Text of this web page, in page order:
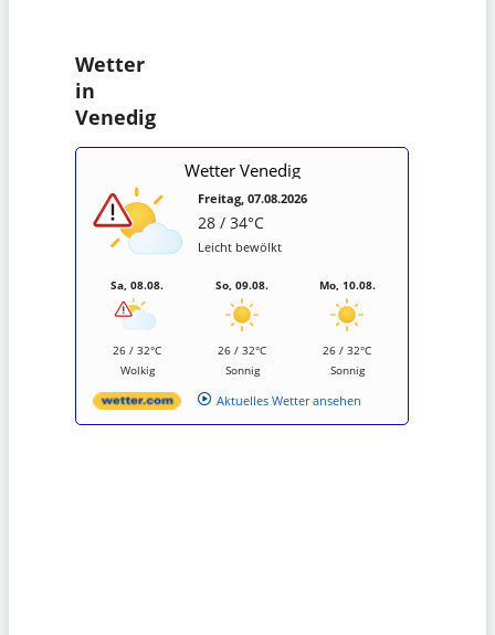
Wetter
in
Venedig
Wetter Venedig
Freitag, 07.08.2026
28 / 34°C
Leicht bewölkt
Sa, 08.08.
26 / 32°C
Wolkig
So, 09.08.
26 / 32°C
Sonnig
Mo, 10.08.
26 / 32°C
Sonnig
Aktuelles Wetter ansehen